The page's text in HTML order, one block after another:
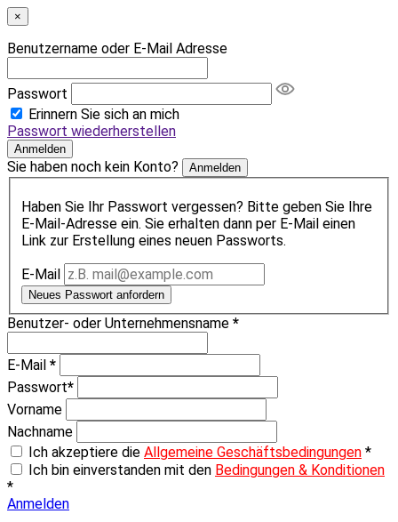
×
Benutzername oder E-Mail Adresse
Passwort
Erinnern Sie sich an mich
Passwort wiederherstellen
Anmelden
Sie haben noch kein Konto? Anmelden
Haben Sie Ihr Passwort vergessen? Bitte geben Sie Ihre
E-Mail-Adresse ein. Sie erhalten dann per E-Mail einen
Link zur Erstellung eines neuen Passworts.
E-Mail
Neues Passwort anfordern
Benutzer- oder Unternehmensname *
E-Mail *
Passwort*
Vorname
Nachname
Ich akzeptiere die Allgemeine Geschäftsbedingungen *
Ich bin einverstanden mit den Bedingungen & Konditionen
*
Anmelden